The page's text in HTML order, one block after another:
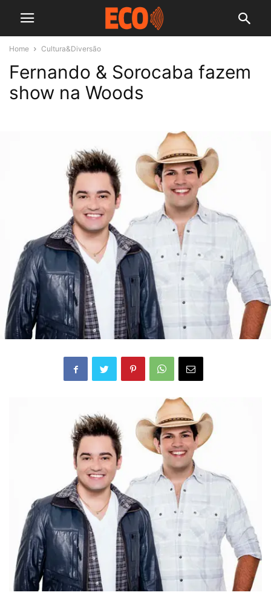
Home Cultura&Diversão
Fernando & Sorocaba fazem
show na Woods